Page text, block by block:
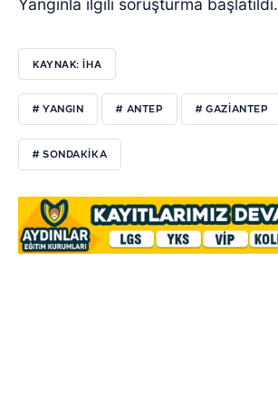
Yangınla ilgili soruşturma başlatıldı.
KAYNAK: İHA
# YANGIN # ANTEP # GAZIANTEP
# SONDAKIKA